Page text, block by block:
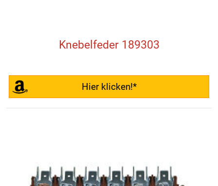
Knebelfeder 189303
Hier klicken!*